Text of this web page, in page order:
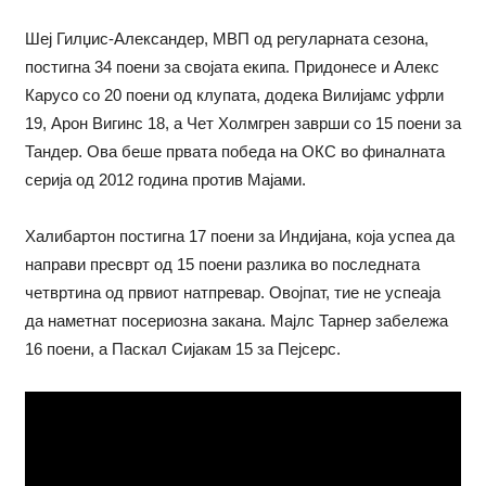
Шej Гилџис-Александер, МВП од регуларната сезона,
постигна 34 поени за својата екипа. Придонесе и Алекс
Карусо со 20 поени од клупата, додека Вилијамс уфрли
19, Арон Вигинс 18, а Чет Холмгрен заврши со 15 поени за
Тандер. Ова беше првата победа на ОКС во финалната
серија од 2012 година против Мајами.
Халибартон постигна 17 поени за Индијана, која успеа да
направи пресврт од 15 поени разлика во последната
четвртина од првиот натпревар. Овојпат, тие не успеаја
да наметнат посериозна закана. Мајлс Тарнер забележа
16 поени, а Паскал Сијакам 15 за Пејсерс.